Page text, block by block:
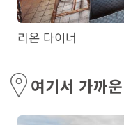
리온 다이너
여기서 가까